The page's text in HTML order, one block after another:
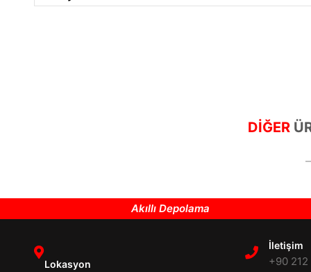
DİĞER
Akıllı Depolama
Lokasyon
İletişim
+90